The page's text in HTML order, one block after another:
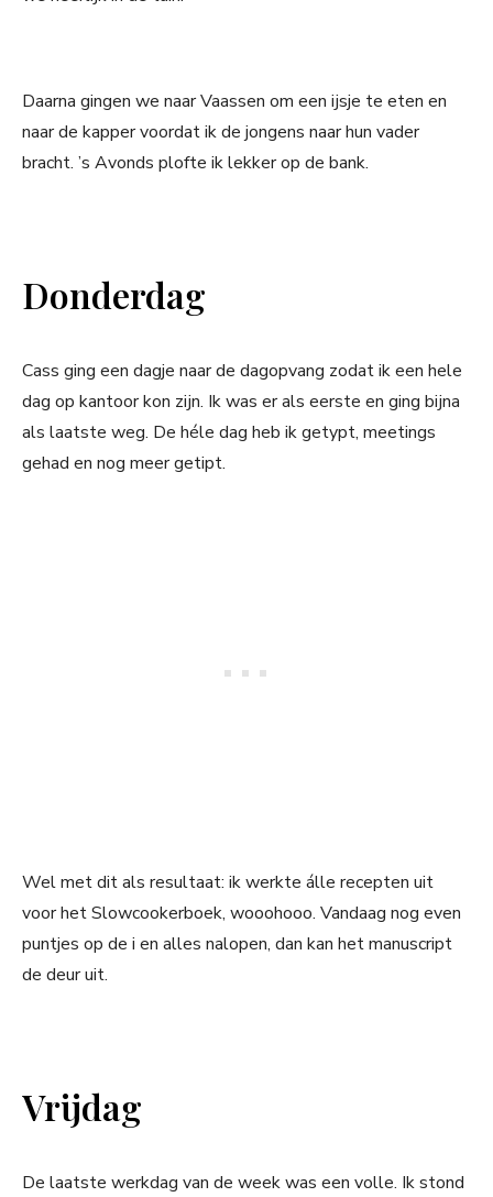
Daarna gingen we naar Vaassen om een ijsje te eten en
naar de kapper voordat ik de jongens naar hun vader
bracht. ’s Avonds plofte ik lekker op de bank.
Donderdag
Cass ging een dagje naar de dagopvang zodat ik een hele
dag op kantoor kon zijn. Ik was er als eerste en ging bijna
als laatste weg. De héle dag heb ik getypt, meetings
gehad en nog meer getipt.
Wel met dit als resultaat: ik werkte álle recepten uit
voor het Slowcookerboek, wooohooo. Vandaag nog even
puntjes op de i en alles nalopen, dan kan het manuscript
de deur uit.
Vrijdag
De laatste werkdag van de week was een volle. Ik stond